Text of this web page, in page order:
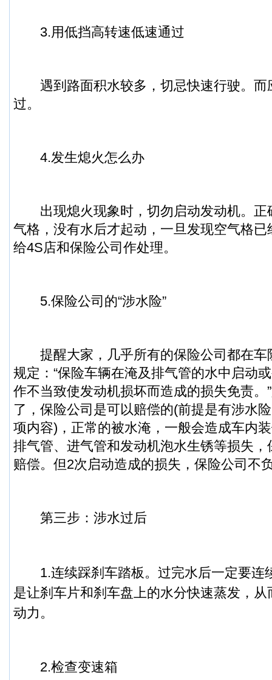
3.用低挡高转速低速通过
遇到路面积水较多，切忌快速行驶。而
过。
4.发生熄火怎么办
出现熄火现象时，切勿启动发动机。正
气格，没有水后才起动，一旦发现空气格
给4S店和保险公司作处理。
5.保险公司的“涉水险”
提醒大家，几乎所有的保险公司都在车
规定：“保险车辆在淹及排气管的水中启动
作不当致使发动机损坏而造成的损失免责。
了，保险公司是可以赔偿的(前提是有涉水
项内容)，正常的被水淹，一般会造成车内
排气管、进气管和发动机泡水生锈等损失
赔偿。但2次启动造成的损失，保险公司不
第三步：涉水过后
1.连续踩刹车踏板。 过完水后一定要连
是让刹车片和刹车盘上的水分快速蒸发，
动力。
2.检查变速箱